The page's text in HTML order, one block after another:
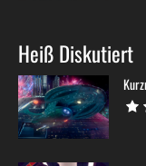
Heiß Diskutiert